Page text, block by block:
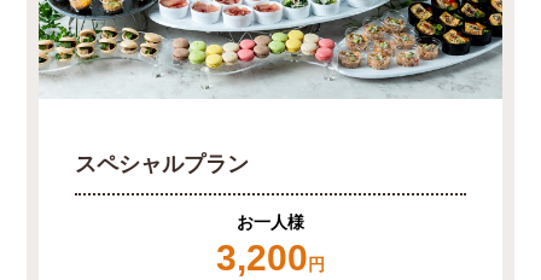
スペシャルプラン
お一人様
3,200 円